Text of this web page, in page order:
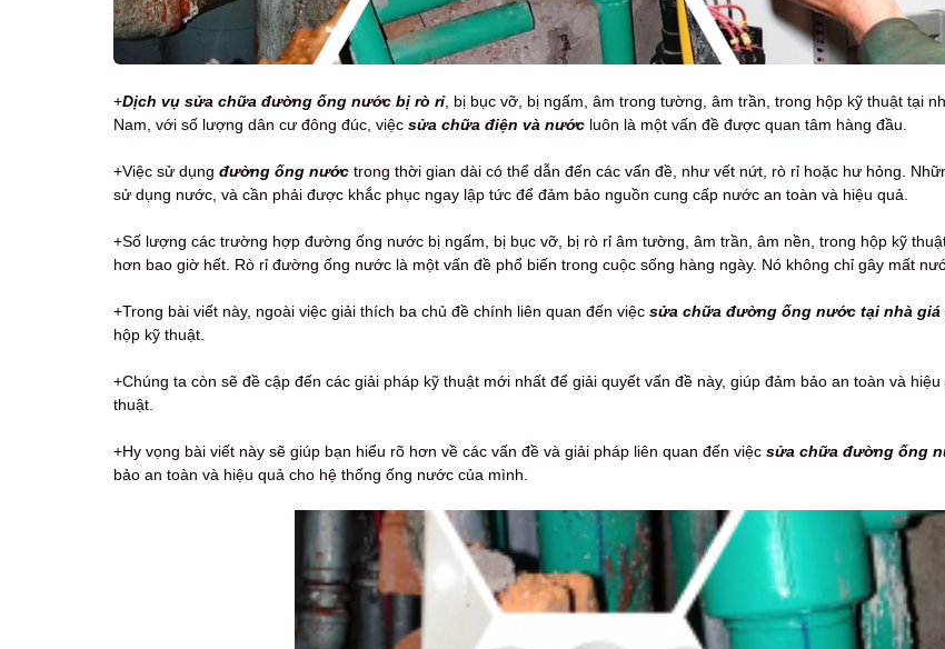
+Dịch vụ sửa chữa đường ống nước bị rò rỉ, bị bục vỡ, bị ngấm, âm trong tường, âm trần, trong hộp kỹ thuật tại
Nam, với số lượng dân cư đông đúc, việc sửa chữa điện và nước luôn là một vấn đề được quan tâm hàng đầu.
+Việc sử dụng đường ống nước trong thời gian dài có thể dẫn đến các vấn đề, như vết nứt, rò rỉ hoặc hư hỏng.
sử dụng nước, và cần phải được khắc phục ngay lập tức để đảm bảo nguồn cung cấp nước an toàn và hiệu quả.
+Số lượng các trường hợp đường ống nước bị ngấm, bị bục vỡ, bị rò rỉ âm tường, âm trần, âm nền, trong hộp kỹ
hơn bao giờ hết. Rò rỉ đường ống nước là một vấn đề phổ biến trong cuộc sống hàng ngày. Nó không chỉ gây mất
+Trong bài viết này, ngoài việc giải thích ba chủ đề chính liên quan đến việc sửa chữa đường ống nước tại nhà giá
hộp kỹ thuật.
+Chúng ta còn sẽ đề cập đến các giải pháp kỹ thuật mới nhất để giải quyết vấn đề này, giúp đảm bảo an toàn và
thuật.
+Hy vọng bài viết này sẽ giúp bạn hiểu rõ hơn về các vấn đề và giải pháp liên quan đến việc sửa chữa đường ống
bảo an toàn và hiệu quả cho hệ thống ống nước của mình.